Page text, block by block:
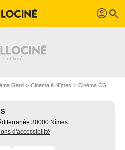
profil search
Gard Cinéma à Nîmes Cinéma CGR Nîmes
30000 Nîmes
d'accessibilité